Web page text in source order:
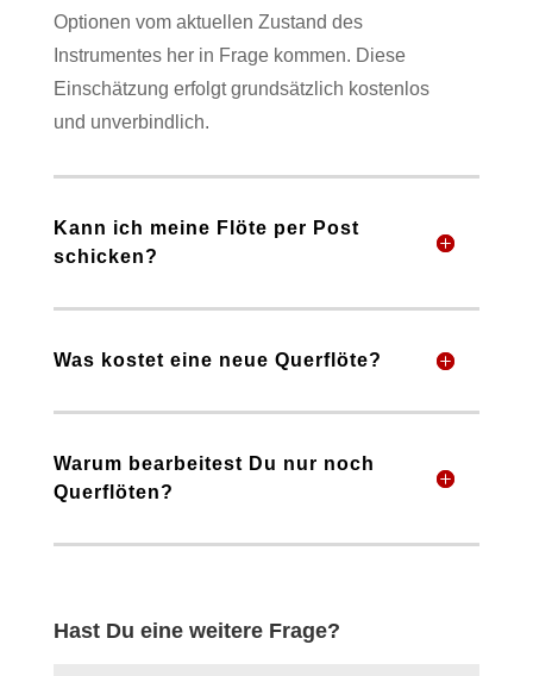
Optionen vom aktuellen Zustand des
Instrumentes her in Frage kommen. Diese
Einschätzung erfolgt grundsätzlich kostenlos
und unverbindlich.
Kann ich meine Flöte per Post
schicken?
Was kostet eine neue Querflöte?
Warum bearbeitest Du nur noch
Querflöten?
Hast Du eine weitere Frage?